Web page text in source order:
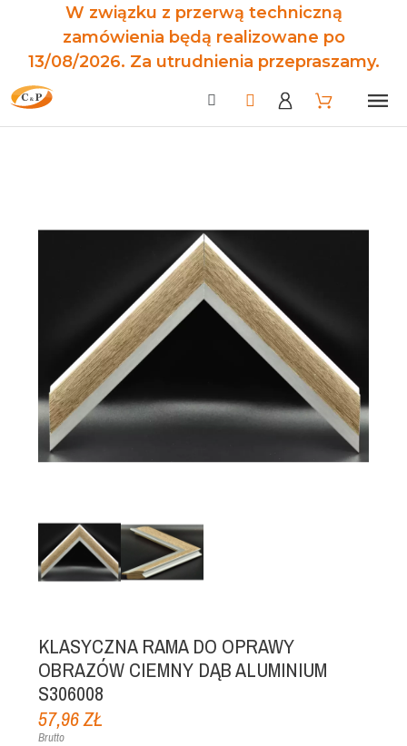
W związku z przerwą techniczną
zamówienia będą realizowane po
13/08/2026. Za utrudnienia przepraszamy.
KLASYCZNA RAMA DO OPRAWY
OBRAZÓW CIEMNY DĄB ALUMINIUM
S306008
57,96 ZŁ
Brutto